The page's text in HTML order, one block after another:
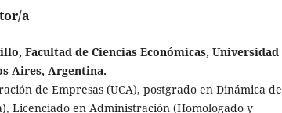
a
Facultad de Ciencias Económicas, Universidad
Aires, Argentina.
de Empresas (UCA), postgrado en Dinámica de
Licenciado en Administración (Homologado y